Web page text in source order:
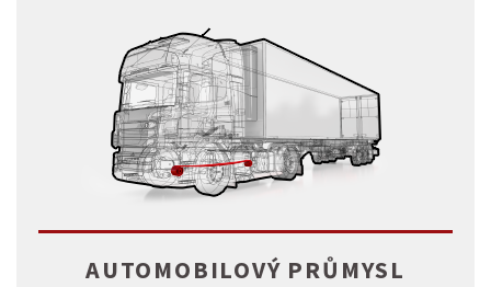
AUTOMOBILOVÝ PRŮMYSL